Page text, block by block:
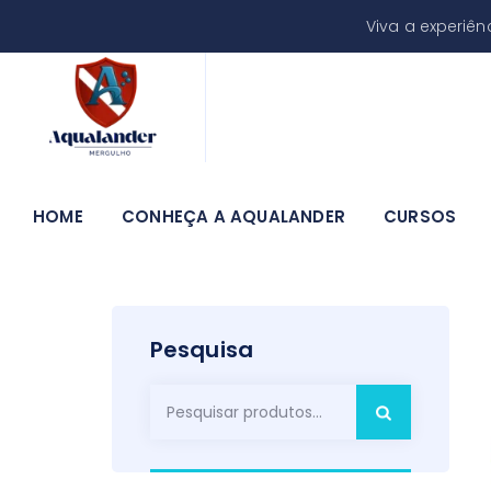
Viva a
HOME CONHEÇA A AQUALANDER CURSOS
Pesquisa
Pesquisar